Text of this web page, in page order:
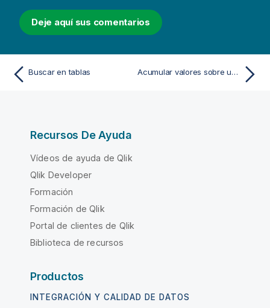
Deje aquí sus comentarios
Buscar en tablas Acumular valores sobre una dimensión en una tabla
Recursos De Ayuda
Vídeos de ayuda de Qlik
Qlik Developer
Formación
Formación de Qlik
Portal de clientes de Qlik
Biblioteca de recursos
Productos
INTEGRACIÓN Y CALIDAD DE DATOS